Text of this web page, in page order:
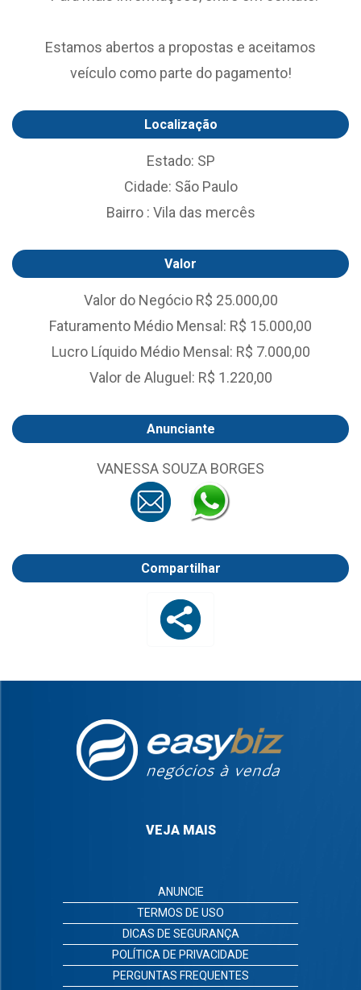
Estamos abertos a propostas e aceitamos
veículo como parte do pagamento!
Localização
Estado: SP
Cidade: São Paulo
Bairro : Vila das mercês
Valor
Valor do Negócio R$ 25.000,00
Faturamento Médio Mensal: R$ 15.000,00
Lucro Líquido Médio Mensal: R$ 7.000,00
Valor de Aluguel: R$ 1.220,00
Anunciante
VANESSA SOUZA BORGES
Compartilhar
VEJA MAIS
ANUNCIE
TERMOS DE USO
DICAS DE SEGURANÇA
POLÍTICA DE PRIVACIDADE
PERGUNTAS FREQUENTES